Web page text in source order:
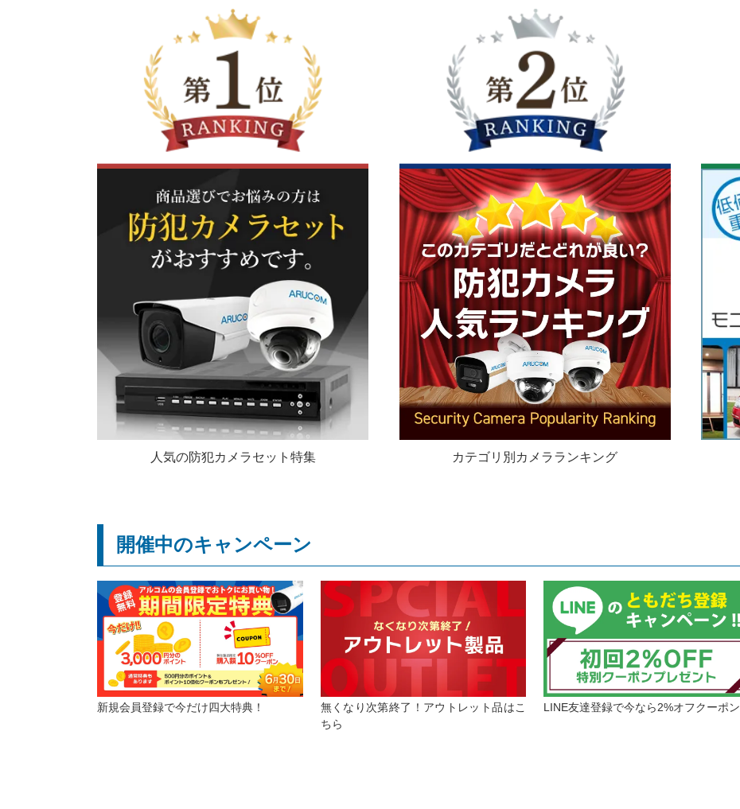
人気の防犯カメラセット特集 カテゴリ別カメラランキング
開催中のキャンペーン
新規会員登録で今だけ四大特典！
無くなり次第終了！アウトレット品はこ
ちら
LINE友達登録で今なら2%オフクーポン